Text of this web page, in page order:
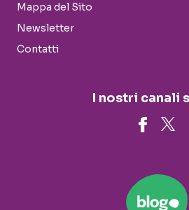
Mappa del Sito
Newsletter
Contatti
I nostri canali